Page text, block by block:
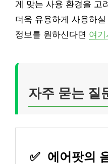
게 맞는 사용 환경을 고
더욱 유용하게 사용하
정보를 원하신다면 여기
자주 묻는 질
✅ 에어팟의